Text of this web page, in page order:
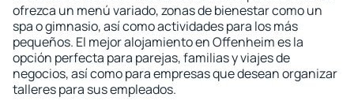
ofrezca un menú variado, zonas de bienestar como un
spa o gimnasio, así como actividades para los más
pequeños. El mejor alojamiento en Offenheim es la
opción perfecta para parejas, familias y viajes de
negocios, así como para empresas que desean organizar
talleres para sus empleados.